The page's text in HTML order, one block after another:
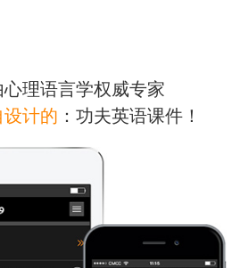
理语言学权威专家
计的 ：功夫英语课件！